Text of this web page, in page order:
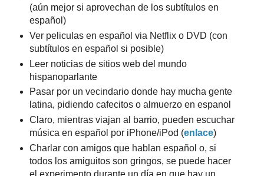
(aún mejor si aprovechan de los subtítulos en
español)
Ver peliculas en español via Netflix o DVD (con
subtítulos en español si posible)
Leer noticias de sitios web del mundo
hispanoparlante
Pasar por un vecindario donde hay mucha gente
latina, pidiendo cafecitos o almuerzo en espanol
Claro, mientras viajan al barrio, pueden escuchar
música en español por iPhone/iPod (enlace)
Charlar con amigos que hablan español o, si
todos los amiguitos son gringos, se puede hacer